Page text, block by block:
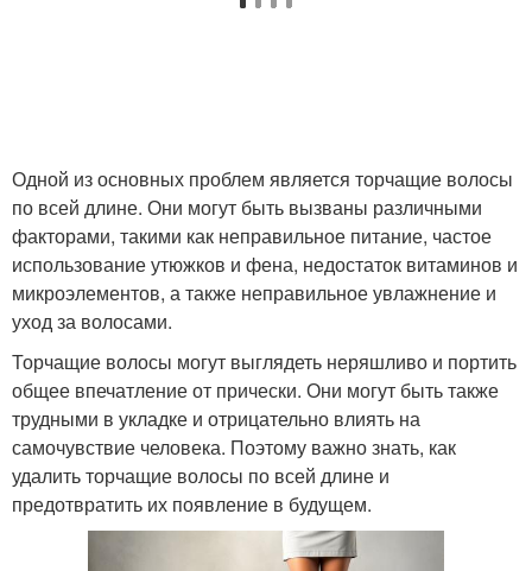
Одной из основных проблем является торчащие волосы
по всей длине. Они могут быть вызваны различными
факторами, такими как неправильное питание, частое
использование утюжков и фена, недостаток витаминов и
микроэлементов, а также неправильное увлажнение и
уход за волосами.
Торчащие волосы могут выглядеть неряшливо и портить
общее впечатление от прически. Они могут быть также
трудными в укладке и отрицательно влиять на
самочувствие человека. Поэтому важно знать, как
удалить торчащие волосы по всей длине и
предотвратить их появление в будущем.